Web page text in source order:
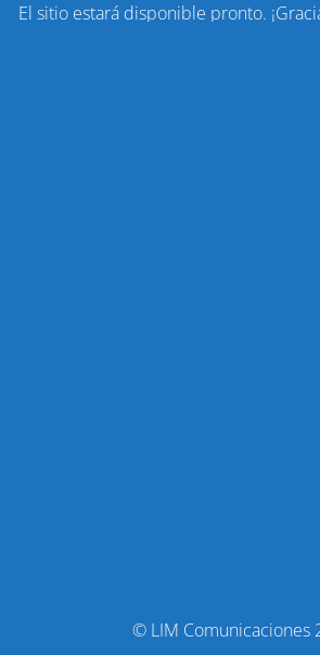
El sitio estará disponible pronto.
© LIM Comunicaciones